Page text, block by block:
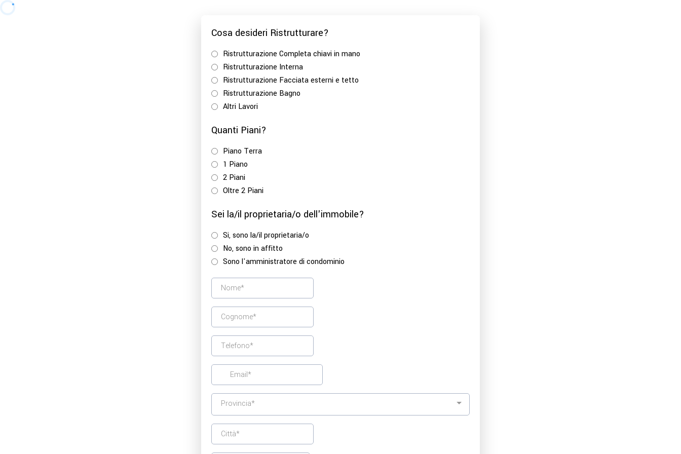
Cosa desideri Ristrutturare?
Ristrutturazione Completa chiavi in mano
Ristrutturazione Interna
Ristrutturazione Facciata esterni e tetto
Ristrutturazione Bagno
Altri Lavori
Quanti Piani?
Piano Terra
1 Piano
2 Piani
Oltre 2 Piani
Sei la/il proprietaria/o dell'immobile?
Si, sono la/il proprietaria/o
No, sono in affitto
Sono l'amministratore di condominio
Provincia*